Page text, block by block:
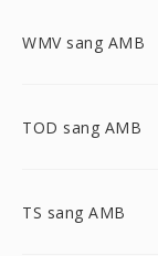
WMV sang AMB
TOD sang AMB
TS sang AMB